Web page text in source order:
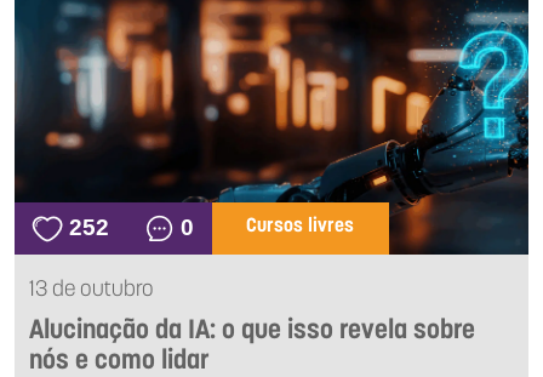
252 0 Cursos livres
13 de outubro
Alucinação da IA: o que isso revela sobre
nós e como lidar